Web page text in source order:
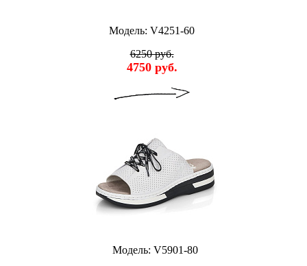
Модель: V4251-60
6250 руб.
4750 руб.
Модель: V5901-80